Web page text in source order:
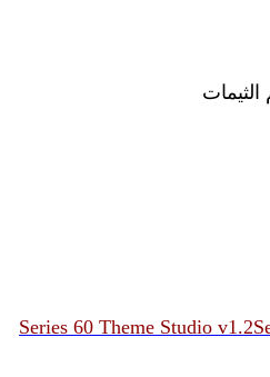
Series 60 Theme Studio v1.2